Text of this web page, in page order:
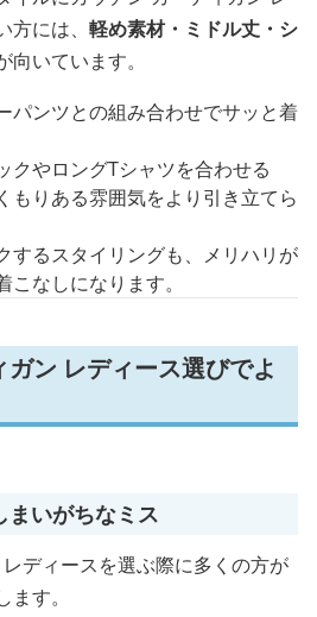
には、 軽め素材・ミドル丈・シ
向いています。
パンツとの組み合わせでサッと着
クやロングTシャツを合わせる
もりある雰囲気をより引き立てら
するスタイリングも、メリハリが
なしになります。
ン レディース選びでよ
まいがちなミス
ディースを選ぶ際に多くの方が
す。